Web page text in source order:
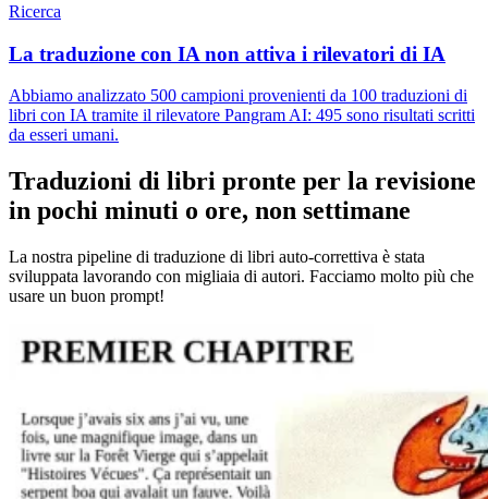
Ricerca
La traduzione con IA non attiva i rilevatori di IA
Abbiamo analizzato 500 campioni provenienti da 100 traduzioni di
libri con IA tramite il rilevatore Pangram AI: 495 sono risultati scritti
da esseri umani.
Traduzioni di libri pronte per la revisione
in pochi minuti o ore, non settimane
La nostra pipeline di traduzione di libri auto-correttiva è stata
sviluppata lavorando con migliaia di autori. Facciamo molto più che
usare un buon prompt!